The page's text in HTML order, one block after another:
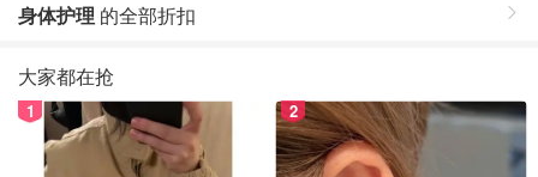
身体护理 的全部折扣
大家都在抢
1 2